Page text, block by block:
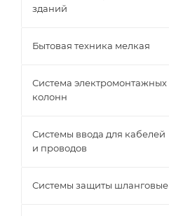
зданий
Бытовая техника мелкая
Система электромонтажных
колонн
Системы ввода для кабелей
и проводов
Системы защиты шланговые